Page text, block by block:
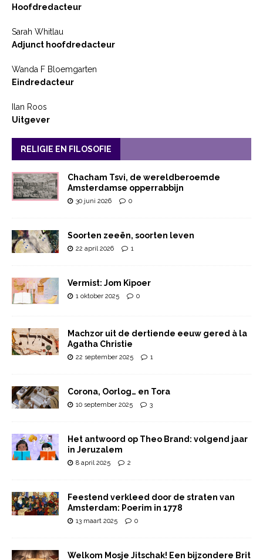
Hoofdredacteur
Sarah Whitlau
Adjunct hoofdredacteur
Wanda F Bloemgarten
Eindredacteur
Ilan Roos
Uitgever
RELIGIE EN FILOSOFIE
Chacham Tsvi, de wereldberoemde
Amsterdamse opperrabbijn
30 juni 2026 0
Soorten zeeën, soorten leven
22 april 2026 1
Vermist: Jom Kipoer
1 oktober 2025 0
Machzor uit de dertiende eeuw gered à la
Agatha Christie
22 september 2025 1
Corona, Oorlog… en Tora
10 september 2025 3
Het antwoord op Theo Brand: volgend jaar
in Jeruzalem
8 april 2025 2
Feestend verkleed door de straten van
Amsterdam: Poerim in 1778
13 maart 2025 0
Welkom Mosje Jitschak! Een bijzondere Brit